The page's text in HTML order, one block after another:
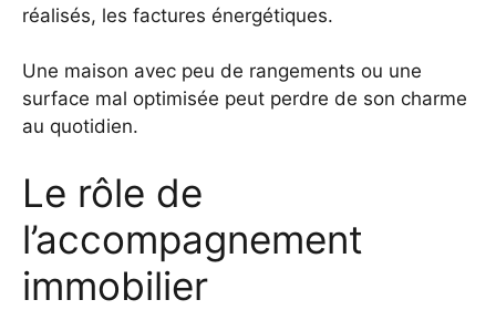
réalisés, les factures énergétiques.
Une maison avec peu de rangements ou une
surface mal optimisée peut perdre de son charme
au quotidien.
Le rôle de
l’accompagnement
immobilier